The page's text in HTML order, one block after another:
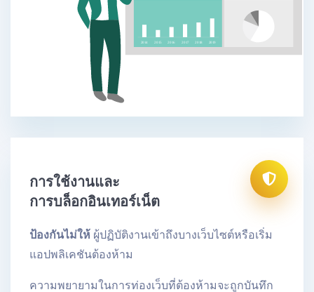
การใช้งานและ
การบล็อกอินเทอร์เน็ต
ป้องกันไม่ให้ ผู้ปฏิบัติงานเข้าถึงบางเว็บไซต์หรือเริ่ม
แอปพลิเคชันต้องห้าม
ความพยายามในการท่องเว็บที่ต้องห้ามจะถูกบันทึก